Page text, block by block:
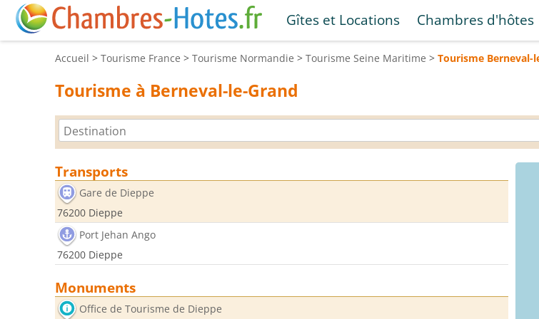
Gîtes et Locations Chambres d'hôtes
Accueil > Tourisme France > Tourisme Normandie > Tourisme Seine Maritime > Tourisme Berneval-
Tourisme à Berneval-le-Grand
Transports
Gare de Dieppe
76200 Dieppe
Port Jehan Ango
76200 Dieppe
Monuments
Office de Tourisme de Dieppe